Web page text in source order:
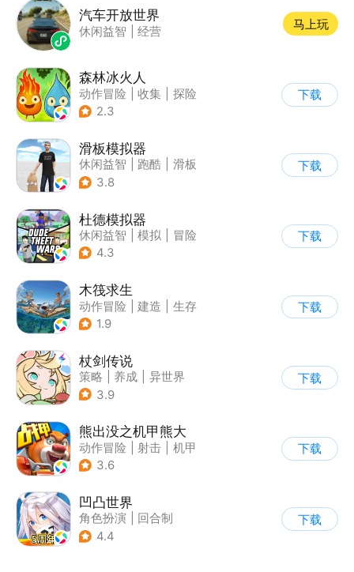
汽车开放世界
休闲益智 经营
马上玩
森林冰火人
动作冒险 收集
探险
| 儿童游戏
2.3
下载
滑板模拟器
休闲益智 跑酷
滑板
| 卡通
3.8
下载
杜德模拟器
休闲益智 模拟
冒险
| 写实
4.3
下载
木筏求生
动作冒险 建造
生存
| 写实
1.9
下载
杖剑传说
策略 养成
异世界
| 二次元
3.9
下载
熊出没之机甲熊大
动作冒险 射击
机甲
| 熊出没
3.6
下载
凹凸世界
角色扮演
回合制
| 动漫改编
4.4
下载